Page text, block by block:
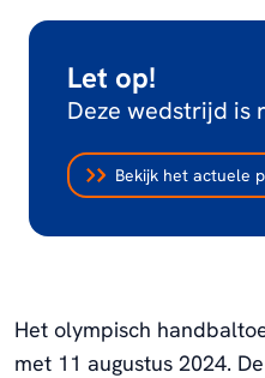
Let op!
Deze wedstrijd is
Bekijk het actuele
Het olympisch
met 11 augustus 2024.